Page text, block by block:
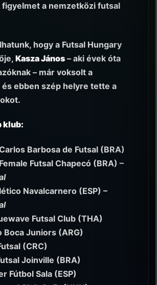
figyelmet a nemzetközi futsal
hogy a Futsal Hungary
Kasza János – aki évek óta
– már voksolt a
és ebben szép helyre tette a
klub:
Barbosa de Futsal (BRA)
Futsal Chapecó (BRA) –
Navalcarnero (ESP) –
Futsal Club (THA)
Boca Juniors (ARG)
(CRC)
Joinville (BRA)
Fútbol Sala (ESP)